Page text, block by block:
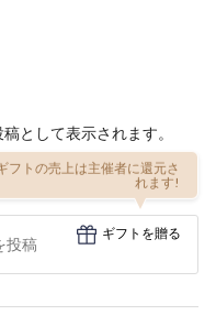
として表示されます。
フトの売上は主催者に還元さ
れます!
ギフトを贈る